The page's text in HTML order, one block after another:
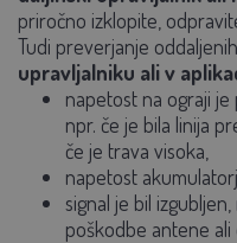
priročno izklopite,
Tudi preverjanje
upravljalniku ali v
napetost na ograji
npr. če je bila linija
če je trava visoka,
napetost
signal je bil
poškodbe antene ali